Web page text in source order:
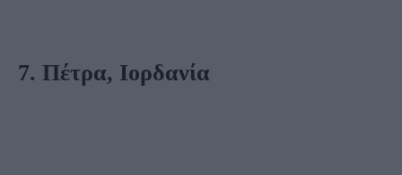
7. Πέτρα, Ιορδανία